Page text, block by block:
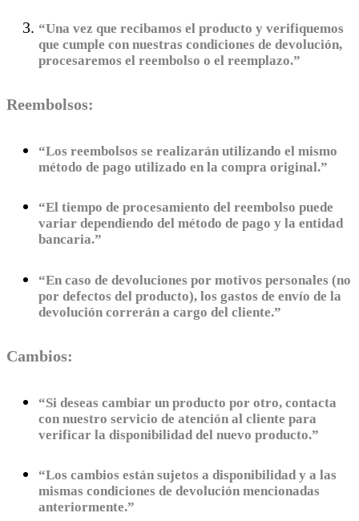
“Una vez que recibamos el producto y verifiquemos
que cumple con nuestras condiciones de devolución,
procesaremos el reembolso o el reemplazo.”
Reembolsos:
“Los reembolsos se realizarán utilizando el mismo
método de pago utilizado en la compra original.”
“El tiempo de procesamiento del reembolso puede
variar dependiendo del método de pago y la entidad
bancaria.”
“En caso de devoluciones por motivos personales (no
por defectos del producto), los gastos de envío de la
devolución correrán a cargo del cliente.”
Cambios:
“Si deseas cambiar un producto por otro, contacta
con nuestro servicio de atención al cliente para
verificar la disponibilidad del nuevo producto.”
“Los cambios están sujetos a disponibilidad y a las
mismas condiciones de devolución mencionadas
anteriormente.”